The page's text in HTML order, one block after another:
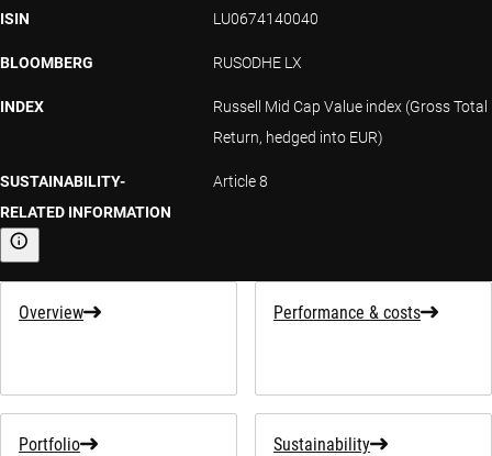
ISIN LU0674140040
BLOOMBERG RUSODHE LX
INDEX
Russell Mid Cap Value index (Gross Total
Return, hedged into EUR)
SUSTAINABILITY-
RELATED INFORMATION
Sustainability-related information
Article 8
Overview Performance & costs
Portfolio Sustainability